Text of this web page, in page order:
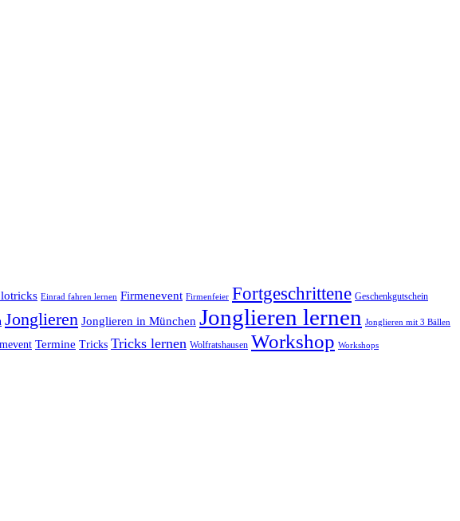
Einrad fahren lernen Firmenevent Firmenfeier Fortgeschrittene Geschenkgutschein
Jonglieren Jonglieren in München Jonglieren lernen Jonglieren mit 3 Bällen
Termine Tricks Tricks lernen Wolfratshausen Workshop Workshops